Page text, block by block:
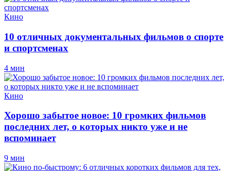
Кино
10 отличных документальных фильмов о спорте
и спортсменах
4 мин
Кино
Хорошо забытое новое: 10 громких фильмов
последних лет, о которых никто уже и не
вспоминает
9 мин